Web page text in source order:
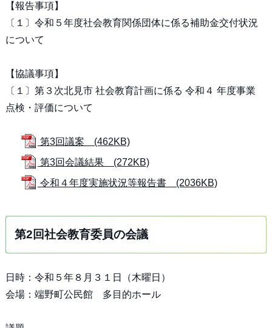
【報告事項】
〔１〕令和５年度社会教育関係団体に係る補助金交付状況
について
【協議事項】
〔１〕第３次北見市 社会教育計画に係る 令和４ 年度事業
点検・評価について
第3回議案 (462KB)
第3回会議結果 (272KB)
令和４年度実施状況等報告書 (2036KB)
第2回社会教育委員の会議
日時：令和５年８月３１日（木曜日）
会場：端野町公民館 多目的ホール